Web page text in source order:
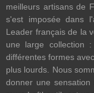
meilleurs artisans de
s'est imposée dans
Leader français de la
une large collection :
différentes formes
plus lourds. Nous
donner une